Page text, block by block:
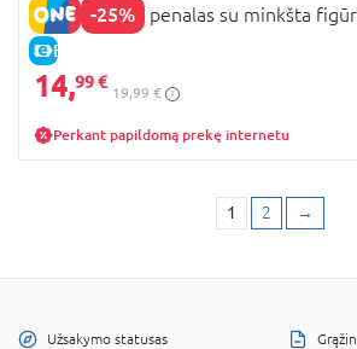
-25%
E-KAINA
HELLO KITTY penalas su minkšta
14,99 €
19,99 €
Perkant papildomą prekę internetu
1 2 →
Užsakymo statusas